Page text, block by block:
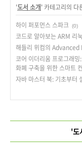
'도서 소개' 카테고리의 다
하이 퍼포먼스 스파크 (0)
코드로 알아보는 ARM 리
해들리 위컴의 Advanced
코어 이더리움 프로그래
화폐 구축을 위한 스마트
자바 마스터 북: 기초부터
'도